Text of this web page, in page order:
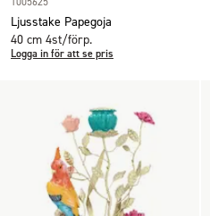
Ljusstake Papegoja
40 cm 4st/förp.
Logga in för att se pris